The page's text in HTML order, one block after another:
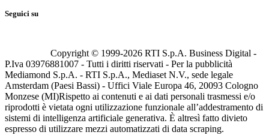
Seguici su
Copyright © 1999-2026 RTI S.p.A. Business Digital -
P.Iva 03976881007 - Tutti i diritti riservati - Per la pubblicità
Mediamond S.p.A. - RTI S.p.A., Mediaset N.V., sede legale
Amsterdam (Paesi Bassi) - Uffici Viale Europa 46, 20093 Cologno
Monzese (MI)Rispetto ai contenuti e ai dati personali trasmessi e/o
riprodotti è vietata ogni utilizzazione funzionale all’addestramento di
sistemi di intelligenza artificiale generativa. È altresì fatto divieto
espresso di utilizzare mezzi automatizzati di data scraping.